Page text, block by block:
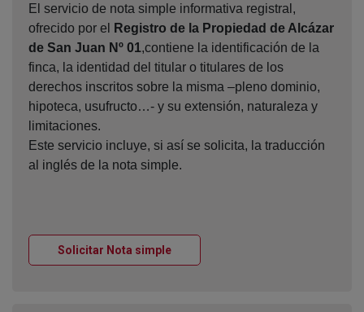
El servicio de nota simple informativa registral,
ofrecido por el
Registro de la Propiedad de Alcázar
de San Juan Nº 01,contiene la identificación de la
finca, la identidad del titular o titulares de los
derechos inscritos sobre la misma –pleno dominio,
hipoteca, usufructo…- y su extensión, naturaleza y
limitaciones.
Este servicio incluye, si así se solicita, la traducción
al inglés de la nota simple.
Solicitar Nota simpleVentana nueva